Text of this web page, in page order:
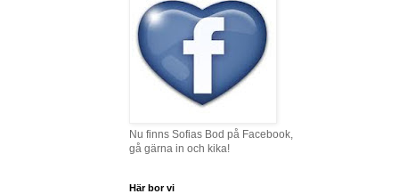
Nu finns Sofias Bod på Facebook,
gå gärna in och kika!
Här bor vi